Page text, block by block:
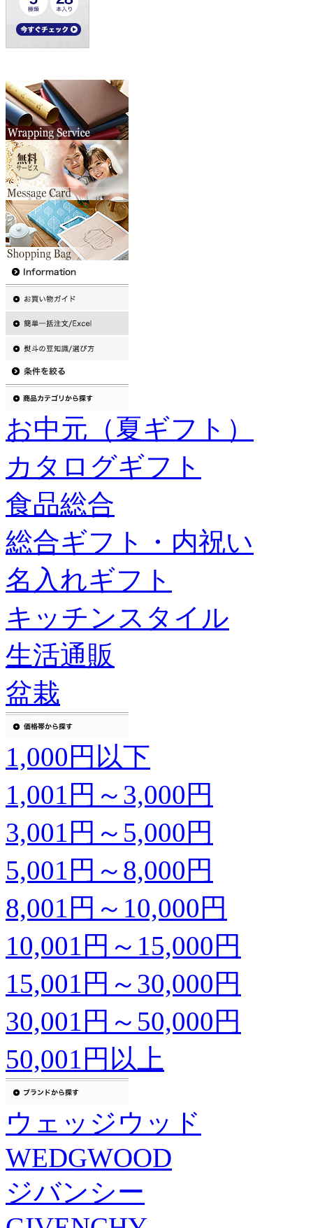
お中元（夏ギフト）
カタログギフト
食品総合
総合ギフト・内祝い
名入れギフト
キッチンスタイル
生活通販
盆栽
1,000円以下
1,001円～3,000円
3,001円～5,000円
5,001円～8,000円
8,001円～10,000円
10,001円～15,000円
15,001円～30,000円
30,001円～50,000円
50,001円以上
ウェッジウッド
WEDGWOOD
ジバンシー